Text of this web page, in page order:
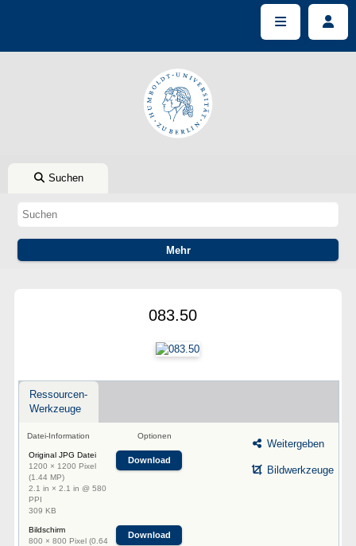
Suchen
083.50
Ressourcen-
Werkzeuge
Datei-Information Optionen
Original JPG Datei
1200 × 1200 Pixel
(1.44 MP)
2.1 in × 2.1 in @ 580
PPI
309 KB
Download
Bildschirm
800 × 800 Pixel (0.64
Download
Weitergeben
Bildwerkzeuge